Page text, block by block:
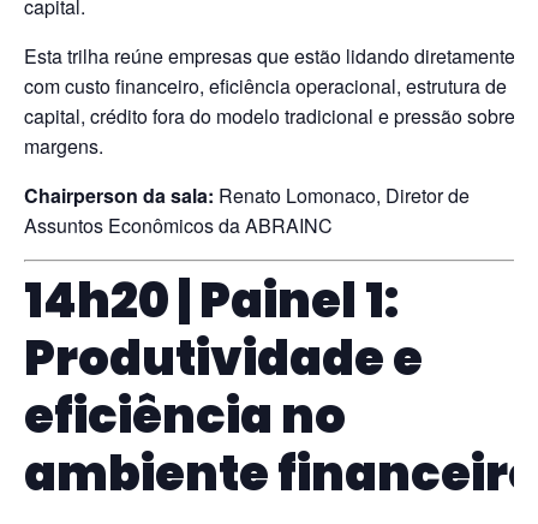
capital.
Esta trilha reúne empresas que estão lidando diretamente
com custo financeiro, eficiência operacional, estrutura de
capital, crédito fora do modelo tradicional e pressão sobre
margens.
Chairperson da sala: Renato Lomonaco, Diretor de
Assuntos Econômicos da ABRAINC
14h20 | Painel 1:
Produtividade e
eficiência no
ambiente financeiro